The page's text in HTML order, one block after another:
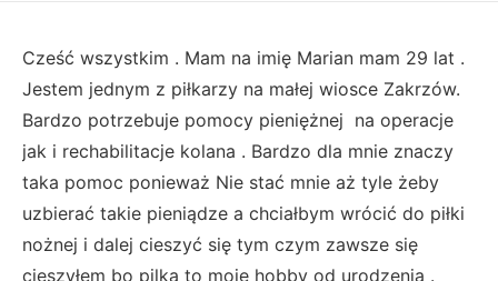
Cześć wszystkim . Mam na imię Marian mam 29 lat .
Jestem jednym z piłkarzy na małej wiosce Zakrzów.
Bardzo potrzebuje pomocy pieniężnej na operacje
jak i rechabilitacje kolana . Bardzo dla mnie znaczy
taka pomoc ponieważ Nie stać mnie aż tyle żeby
uzbierać takie pieniądze a chciałbym wrócić do piłki
nożnej i dalej cieszyć się tym czym zawsze się
cieszyłem bo pilka to moje hobby od urodzenia .